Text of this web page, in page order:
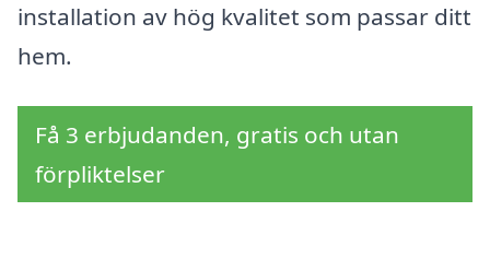
installation av hög kvalitet som passar ditt
hem.
Få 3 erbjudanden, gratis och utan
förpliktelser